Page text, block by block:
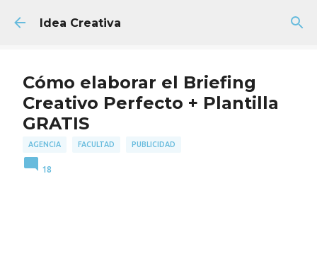
Ir al contenido principal
Idea Creativa
Cómo elaborar el Briefing
Creativo Perfecto + Plantilla
GRATIS
AGENCIA FACULTAD PUBLICIDAD
18